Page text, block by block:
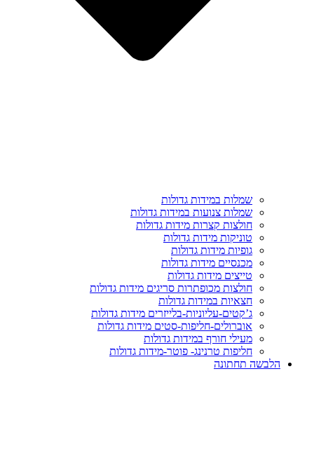
שמלות במידות גדולות
שמלות צנועות במידות גדולות
חולצות קצרות מידות גדולות
טוניקות מידות גדולות
גופיות מידות גדולות
מכנסיים מידות גדולות
טייצים מידות גדולות
חולצות מכופתרות סריגים מידות גדולות
חצאיות במידות גדולות
ג’קטים-עליוניות-בלייזרים מידות גדולות
אוברולים-חליפות-סטים מידות גדולות
מעילי חורף במידות גדולות
חליפות טרנינג- פוטר-מידות גדולות
הלבשה תחתונה